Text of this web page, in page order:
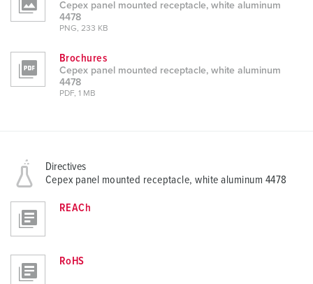
Cepex panel mounted receptacle, white aluminum
4478
PNG, 233 KB
Brochures
Cepex panel mounted receptacle, white aluminum
4478
PDF, 1 MB
Directives
Cepex panel mounted receptacle, white aluminum 4478
REACh
RoHS